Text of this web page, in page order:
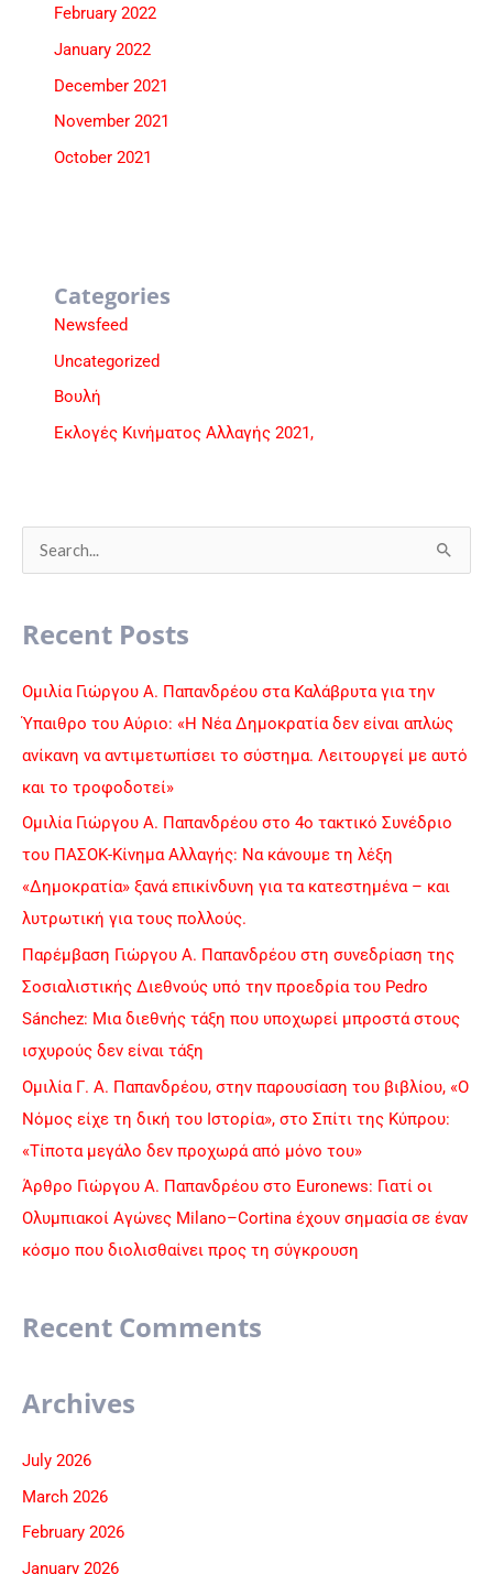
February 2022
January 2022
December 2021
November 2021
October 2021
Categories
Newsfeed
Uncategorized
Βουλή
Εκλογές Κινήματος Αλλαγής 2021,
r
c
h
Recent Posts
Ομιλία Γιώργου Α. Παπανδρέου στα Καλάβρυτα για την
Ύπαιθρο του Αύριο: «Η Νέα Δημοκρατία δεν είναι απλώς
ανίκανη να αντιμετωπίσει το σύστημα. Λειτουργεί με αυτό
και το τροφοδοτεί»
Ομιλία Γιώργου Α. Παπανδρέου στο 4ο τακτικό Συνέδριο
του ΠΑΣΟΚ-Κίνημα Αλλαγής: Να κάνουμε τη λέξη
«Δημοκρατία» ξανά επικίνδυνη για τα κατεστημένα – και
λυτρωτική για τους πολλούς.
Παρέμβαση Γιώργου Α. Παπανδρέου στη συνεδρίαση της
Σοσιαλιστικής Διεθνούς υπό την προεδρία του Pedro
Sánchez: Μια διεθνής τάξη που υποχωρεί μπροστά στους
ισχυρούς δεν είναι τάξη
Ομιλία Γ. Α. Παπανδρέου, στην παρουσίαση του βιβλίου, «Ο
Νόμος είχε τη δική του Ιστορία», στο Σπίτι της Κύπρου:
«Τίποτα μεγάλο δεν προχωρά από μόνο του»
Άρθρο Γιώργου Α. Παπανδρέου στο Euronews: Γιατί οι
Ολυμπιακοί Αγώνες Milano–Cortina έχουν σημασία σε έναν
κόσμο που διολισθαίνει προς τη σύγκρουση
Recent Comments
Archives
July 2026
March 2026
February 2026
January 2026